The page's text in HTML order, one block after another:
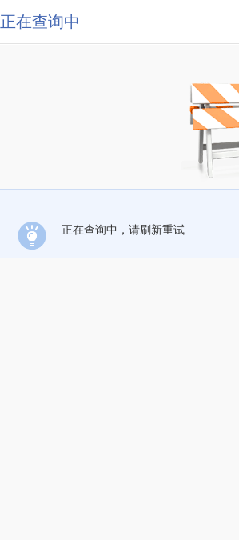
正在查询中
正在查询中，请刷新重试